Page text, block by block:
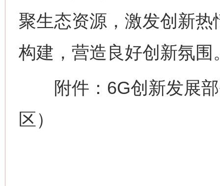
聚生态资源，激发创新
构建，营造良好创新氛围
附件：6G创新发展部
区）